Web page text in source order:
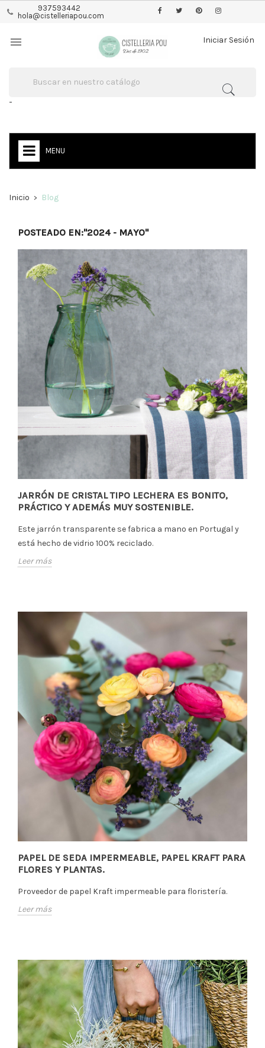
937593442
hola@cistelleriapou.com
Iniciar Sesión

-
MENU
Inicio Blog
POSTEADO EN:"2024 - MAYO"
JARRÓN DE CRISTAL TIPO LECHERA ES BONITO,
PRÁCTICO Y ADEMÁS MUY SOSTENIBLE.
Este jarrón transparente se fabrica a mano en Portugal y
está hecho de vidrio 100% reciclado.
Leer más
PAPEL DE SEDA IMPERMEABLE, PAPEL KRAFT PARA
FLORES Y PLANTAS.
Proveedor de papel Kraft impermeable para floristería.
Leer más